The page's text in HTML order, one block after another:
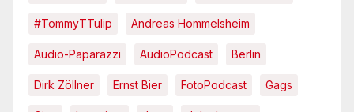
#TommyTTulip Andreas Hommelsheim
Audio-Paparazzi AudioPodcast Berlin
Dirk Zöllner Ernst Bier FotoPodcast Gags